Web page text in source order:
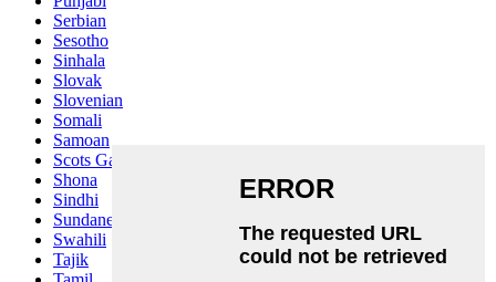
Serbian
Sesotho
Sinhala
Slovak
Slovenian
Somali
Samoan
Scots Gaelic
Shona
Sindhi
Sundanese
Swahili
Tajik